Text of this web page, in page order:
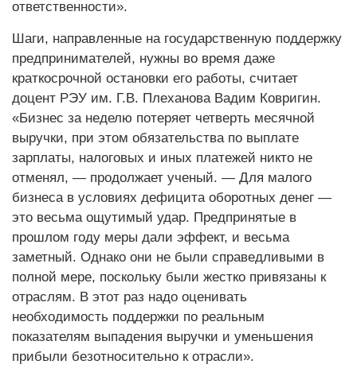
ответственности».
Шаги, направленные на государственную поддержку
предпринимателей, нужны во время даже
краткосрочной остановки его работы, считает
доцент РЭУ им. Г.В. Плеханова Вадим Ковригин.
«Бизнес за неделю потеряет четверть месячной
выручки, при этом обязательства по выплате
зарплаты, налоговых и иных платежей никто не
отменял, — продолжает ученый. — Для малого
бизнеса в условиях дефицита оборотных денег —
это весьма ощутимый удар. Предпринятые в
прошлом году меры дали эффект, и весьма
заметный. Однако они не были справедливыми в
полной мере, поскольку были жестко привязаны к
отраслям. В этот раз надо оценивать
необходимость поддержки по реальным
показателям выпадения выручки и уменьшения
прибыли безотносительно к отрасли».